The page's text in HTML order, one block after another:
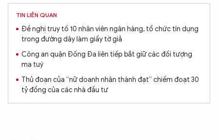
TIN LIÊN QUAN
Đề nghị truy tố 10 nhân viên ngân hàng, tổ chức tín dụng
trong đường dây làm giấy tờ giả
Công an quận Đống Đa liên tiếp bắt giữ các đối tượng
ma tuý
Thủ đoạn của “nữ doanh nhân thành đạt” chiếm đoạt 30
tỷ đồng của các nhà đầu tư